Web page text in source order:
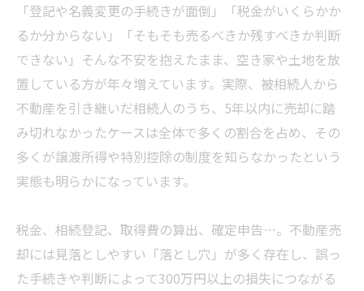
「登記や名義変更の手続きが面倒」「税金がいくらかか
るか分からない」「そもそも売るべきか残すべきか判断
できない」そんな不安を抱えたまま、空き家や土地を放
置している方が年々増えています。実際、被相続人から
不動産を引き継いだ相続人のうち、5年以内に売却に踏
み切れなかったケースは全体で多くの割合を占め、その
多くが譲渡所得や特別控除の制度を知らなかったという
実態も明らかになっています。
税金、相続登記、取得費の算出、確定申告…。不動産売
却には見落としやすい「落とし穴」が多く存在し、誤っ
た手続きや判断によって300万円以上の損失につながる